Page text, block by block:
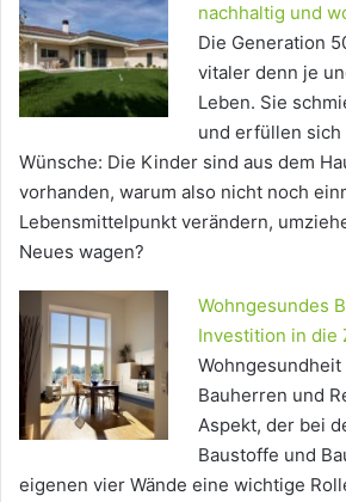
nachhaltig und
Die Generation
vitaler denn je
Leben. Sie
und erfüllen sich
Wünsche: Die Kinder sind aus dem
vorhanden, warum also nicht noch
Lebensmittelpunkt verändern,
Neues wagen?
Wohngesundes
Investition in die
Bauherren und
Aspekt, der bei
Baustoffe und
eigenen vier Wände eine wichtige